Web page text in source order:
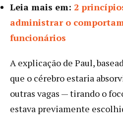
Leia mais em: 2
administrar o
funcionários
A explicação de Paul,
que o cérebro estaria
outras vagas — tirando o
estava previamente